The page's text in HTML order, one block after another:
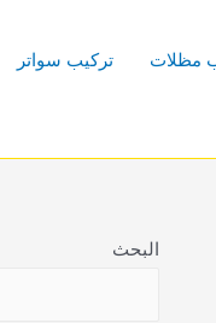
مظلات تركيب سواتر
البحث